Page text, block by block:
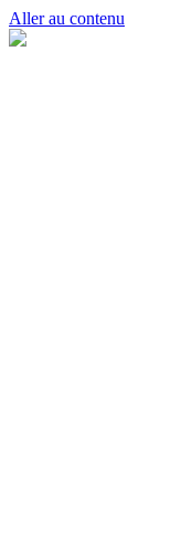
Aller au contenu